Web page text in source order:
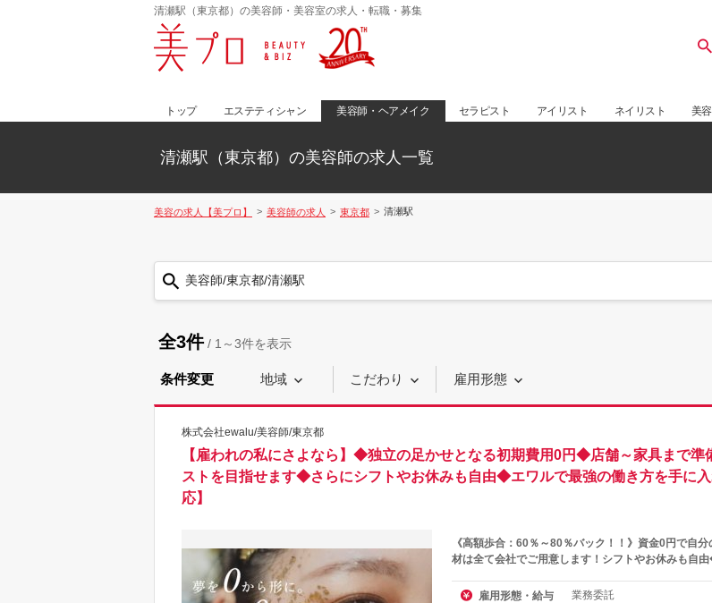
清瀬駅（東京都）の美容師・美容室の求人・転職・募集
トップ エステティシャン 美容師・ヘアメイク セラピスト アイリスト ネイリスト 美
清瀬駅（東京都）の美容師の求人一覧
美容の求人【美プロ】 美容師の求人 東京都 清瀬駅
美容師/東京都/清瀬駅
全3件/ 1～3件を表示
条件変更 地域 こだわり 雇用形態
株式会社ewalu/美容師/東京都
【雇われの私にさよなら】◆独立の足かせとなる初期費用0円◆店舗～家具まで
ストを目指せます◆さらにシフトやお休みも自由◆エワルで最強の働き方を手に
応】
《高額歩合：60％～80％バック！！》資金0円で自
材は全て会社でご用意します！シフトやお休みも自
雇用形態・給与 業務委託